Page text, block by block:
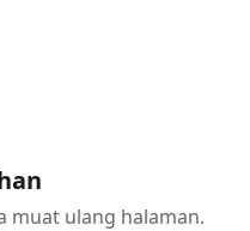
muat ulang halaman.